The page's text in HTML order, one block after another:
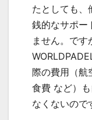
たとしても、
銭的なサポー
ません。です
際の費用（航
食費 など）
なくないので